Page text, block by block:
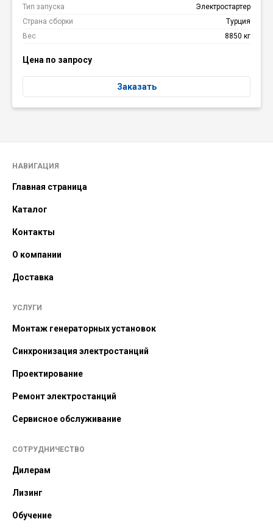
Тип запуска
Электростартер
Страна сборки
Турция
Вес
8850 кг
Цена по запросу
Заказать
НАВИГАЦИЯ
Главная страница
Каталог
Контакты
О компании
Доставка
УСЛУГИ
Монтаж генераторных установок
Синхронизация электростанций
Проектирование
Ремонт электростанций
Сервисное обслуживание
СОТРУДНИЧЕСТВО
Дилерам
Лизинг
Обучение